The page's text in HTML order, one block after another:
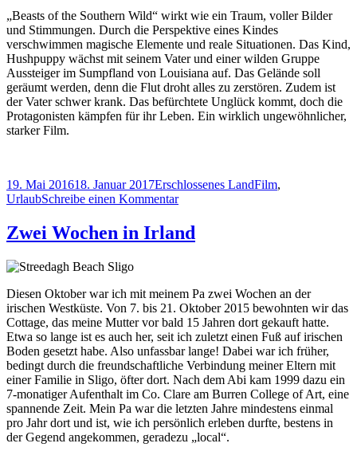
„Beasts of the Southern Wild“ wirkt wie ein Traum, voller Bilder
und Stimmungen. Durch die Perspektive eines Kindes
verschwimmen magische Elemente und reale Situationen. Das Kind,
Hushpuppy wächst mit seinem Vater und einer wilden Gruppe
Aussteiger im Sumpfland von Louisiana auf. Das Gelände soll
geräumt werden, denn die Flut droht alles zu zerstören. Zudem ist
der Vater schwer krank. Das befürchtete Unglück kommt, doch die
Protagonisten kämpfen für ihr Leben. Ein wirklich ungewöhnlicher,
starker Film.
Veröffentlicht
am
19. Mai 201618. Januar 2017Kategorien
Erschlossenes LandSchlagwörter
Film,
UrlaubSchreibe einen Kommentarzu
the
Zwei Wochen in Irland
Diesen Oktober war ich mit meinem Pa zwei Wochen an der
irischen Westküste. Von 7. bis 21. Oktober 2015 bewohnten wir das
Cottage, das meine Mutter vor bald 15 Jahren dort gekauft hatte.
Etwa so lange ist es auch her, seit ich zuletzt einen Fuß auf irischen
Boden gesetzt habe. Also unfassbar lange! Dabei war ich früher,
bedingt durch die freundschaftliche Verbindung meiner Eltern mit
einer Familie in Sligo, öfter dort. Nach dem Abi kam 1999 dazu ein
7-monatiger Aufenthalt im Co. Clare am Burren College of Art, eine
spannende Zeit. Mein Pa war die letzten Jahre mindestens einmal
pro Jahr dort und ist, wie ich persönlich erleben durfte, bestens in
der Gegend angekommen, geradezu „local“.